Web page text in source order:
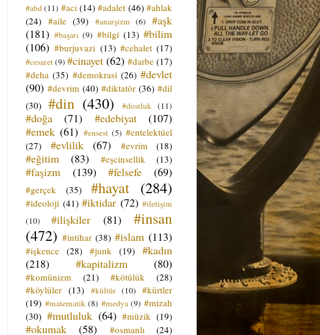
#abd (11) #acı (14) #adalet (46) #ahlak
(24) #aile (39) #anarşizm (6)
#aşk
(181) #başarı (9) #bilgi (13) #bilim
(106) #burjuvazi (13) #cehalet (17)
#cesaret(9) #cinayet (62) #darbe (17)
#deha (35) #demokrasi (26) #devlet
(90) #devrim (40) #diktatör (36) #dil
(30) #din (430) #dostluk (11)
#doğa (71) #edebiyat
(107)
#emek (61) #ensest (5) #entelektüel
(27)
#evlilik (67) #evrim (18)
#eğitim (83) #eşcinsellik (13)
#faşizm (139) #felsefe (69)
#gerçek (35) #hayat (284)
#ideoloji (41) #iktidar (72) #iletişim
(10)
#ilişkiler (81)
#insan
(472) #intihar (38) #islam (113)
#işkence (28) #junk (19) #kadın
(218)
#kapitalizm (80)
#komünizm (21) #kötülük
(28)
#köylüler (13) #kültür (10)
#kürtler
(19) #matematik (8) #medya (9) #mizah
(30) #mutluluk (64) #müzik (19)
#okumak (58) #osmanlı (24)